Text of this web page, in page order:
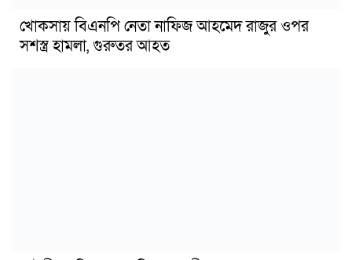
খোকসায় বিএনপি নেতা নাফিজ আহমেদ রাজুর ওপর
সশস্ত্র হামলা, গুরুতর আহত